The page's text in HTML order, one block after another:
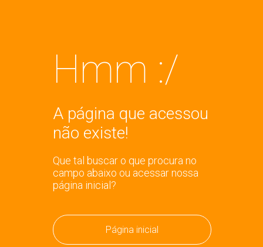
Hmm :/
A página que acessou
não existe!
Que tal buscar o que procura no
campo abaixo ou acessar nossa
página inicial?
Página inicial